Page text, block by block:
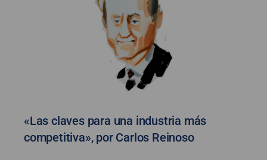
«Las claves para una industria más
competitiva», por Carlos Reinoso